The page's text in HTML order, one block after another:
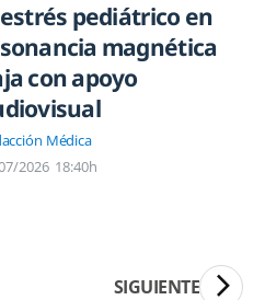
estrés pediátrico en
magnética
con apoyo
Médica
2026 18:40h
SIGUIENTE